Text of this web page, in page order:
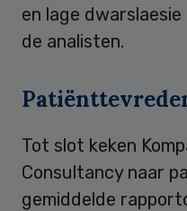
en lage
de analisten.
Tot slot keken
Consultancy naar
gemiddelde